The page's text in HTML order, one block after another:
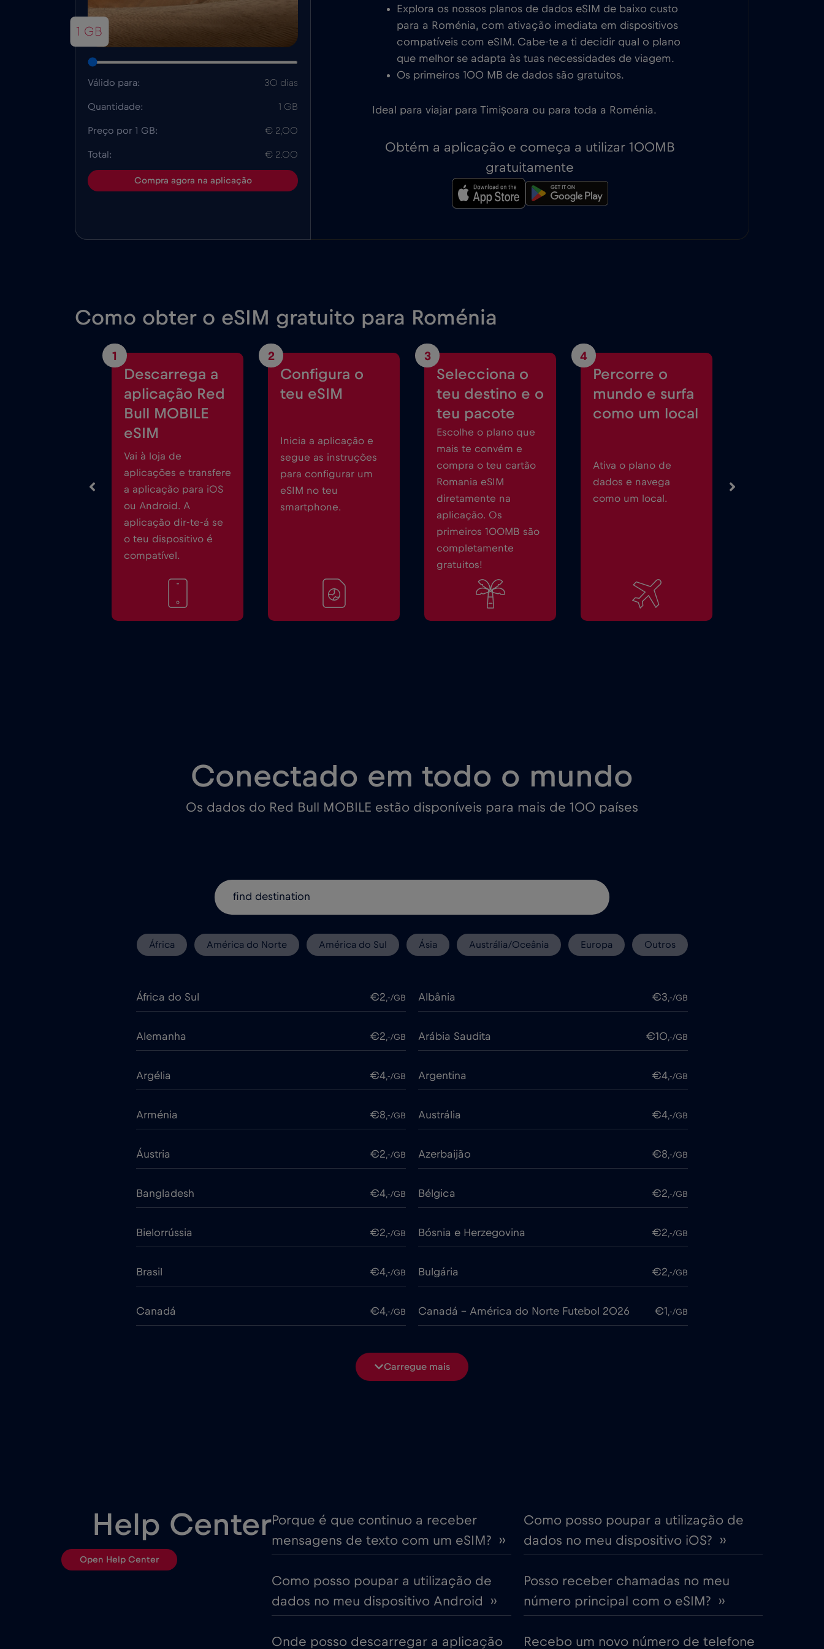
1 GB
Válido para: 30 dias
Quantidade: 1 GB
Preço por 1 GB: € 2,00
Total: € 2.00
Compra agora na aplicação
Explora os nossos planos de dados eSIM de baixo custo
para a Roménia, com ativação imediata em dispositivos
compatíveis com eSIM. Cabe-te a ti decidir qual o plano
que melhor se adapta às tuas necessidades de viagem.
Os primeiros 100 MB de dados são gratuitos.
Ideal para viajar para Timișoara ou para toda a Roménia.
Obtém a aplicação e começa a utilizar 100MB
gratuitamente
Como obter o eSIM gratuito para Roménia
1
Descarrega a
aplicação Red
Bull MOBILE
eSIM
Vai à loja de
aplicações e transfere
a aplicação para iOS
ou Android. A
aplicação dir-te-á se
o teu dispositivo é
compatível.
2
Configura o
teu eSIM
Inicia a aplicação e
segue as instruções
para configurar um
eSIM no teu
smartphone.
3
Selecciona o
teu destino e o
teu pacote
Escolhe o plano que
mais te convém e
compra o teu cartão
Romania eSIM
diretamente na
aplicação. Os
primeiros 100MB são
completamente
gratuitos!
4
Percorre o
mundo e surfa
como um local
Ativa o plano de
dados e navega
como um local.
Conectado em todo o mundo
Os dados do Red Bull MOBILE estão disponíveis para mais de 100 países
África América do Norte América do Sul Ásia Austrália/Oceânia Europa Outros
África do Sul €2,-/GB Albânia €3,-/GB
Alemanha €2,-/GB Arábia Saudita €10,-/GB
Argélia €4,-/GB Argentina €4,-/GB
Arménia €8,-/GB Austrália €4,-/GB
Áustria €2,-/GB Azerbaijão €8,-/GB
Bangladesh €4,-/GB Bélgica €2,-/GB
Bielorrússia €2,-/GB Bósnia e Herzegovina €2,-/GB
Brasil €4,-/GB Bulgária €2,-/GB
Canadá €4,-/GB Canadá - América do Norte Futebol 2026 €1 ,-/GB
€4,-/GB Chile
Dinamarca €2,-/GB Dubai €5 ,-/GB
€12,-/GB Emirados Árabes Unidos (EAU) €5,-/GB
Carregue mais
Help Center
Open Help Center
Porque é que continuo a receber
mensagens de texto com um eSIM? ››
Como posso poupar a utilização de
dados no meu dispositivo iOS? ››
Como posso poupar a utilização de
dados no meu dispositivo Android ››
Posso receber chamadas no meu
número principal com o eSIM? ››
Onde posso descarregar a aplicação Recebo um novo número de telefone